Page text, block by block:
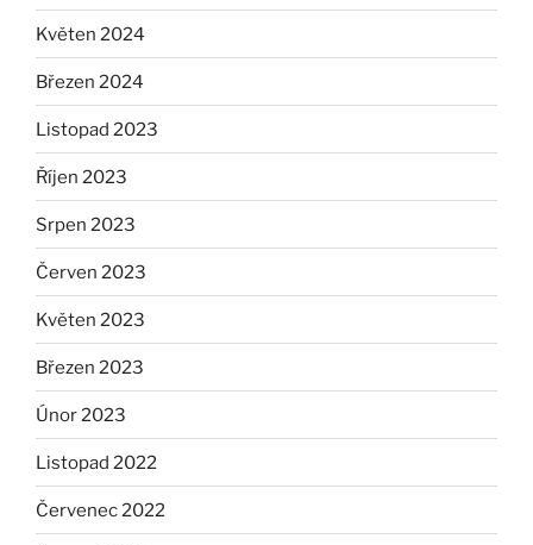
Květen 2024
Březen 2024
Listopad 2023
Říjen 2023
Srpen 2023
Červen 2023
Květen 2023
Březen 2023
Únor 2023
Listopad 2022
Červenec 2022